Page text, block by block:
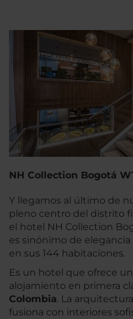
NH Collection Bogotá
Y llegamos al último de
pleno centro del distrito
el hotel NH Collection
es sinónimo de
en sus 144 habitaciones.
Es un hotel que ofrece
alojamiento en primera
Colombia. La
fusiona con interiores